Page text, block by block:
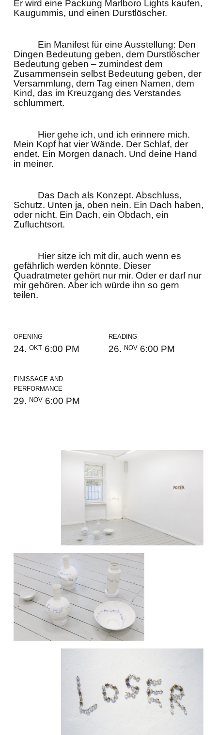
Er wird eine Packung Marlboro Lights kaufen,
Kaugummis, und einen Durstlöscher.
Ein Manifest für eine Ausstellung: Den
Dingen Bedeutung geben, dem Durstlöscher
Bedeutung geben – zumindest dem
Zusammensein selbst Bedeutung geben, der
Versammlung, dem Tag einen Namen, dem
Kind, das im Kreuzgang des Verstandes
schlummert.
Hier gehe ich, und ich erinnere mich.
Mein Kopf hat vier Wände. Der Schlaf, der
endet. Ein Morgen danach. Und deine Hand
in meiner.
Das Dach als Konzept. Abschluss,
Schutz. Unten ja, oben nein. Ein Dach haben,
oder nicht. Ein Dach, ein Obdach, ein
Zufluchtsort.
Hier sitze ich mit dir, auch wenn es
gefährlich werden könnte. Dieser
Quadratmeter gehört nur mir. Oder er darf nur
mir gehören. Aber ich würde ihn so gern
teilen.
Opening
24. Okt 6:00 PM
Reading
26. Nov 6:00 PM
Finissage and
Performance
29. Nov 6:00 PM